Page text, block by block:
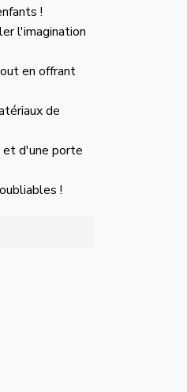
!
l'imagination
en offrant
de
d'une porte
!